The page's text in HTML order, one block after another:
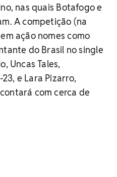
nas quais Botafogo e
A competição (na
ação nomes como
do Brasil no single
Uncas Tales,
e Lara Pizarro,
com cerca de